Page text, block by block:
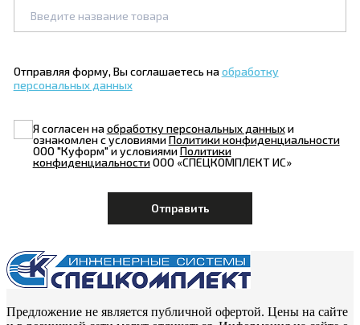
Отправляя форму, Вы соглашаетесь наобработку
персональных данных
Я согласен наобработку персональных данныхи
ознакомлен с условиямиПолитики конфиденциальности
ООО "Куформ" и условиямиПолитики
конфиденциальностиООО «СПЕЦКОМПЛЕКТ ИС»
Предложение не является публичной офертой. Цены на сайте